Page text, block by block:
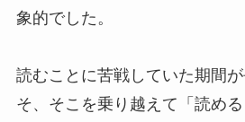
象的でした。
読むことに苦戦していた期間
そ、そこを乗り越えて「読め